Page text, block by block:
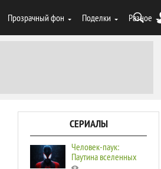
Прозрачный фон Поделки Разное
СЕРИАЛЫ
Человек-паук:
Паутина вселенных